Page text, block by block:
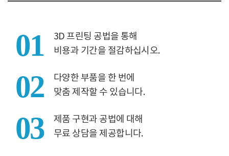
01
3D 프린팅 공법을 통해
비용과 기간을 절감하십시오.
02
다양한 부품을 한 번에
맞춤 제작할 수 있습니다.
03
제품 구현과 공법에 대해
무료 상담을 제공합니다.